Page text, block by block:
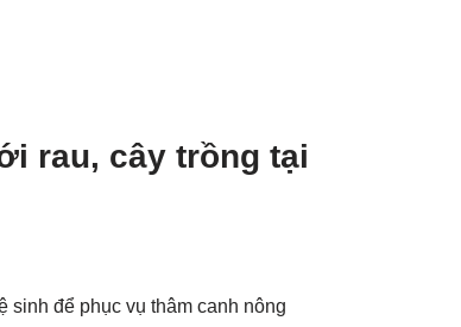
rau, cây trồng tại
sinh để phục vụ thâm canh nông